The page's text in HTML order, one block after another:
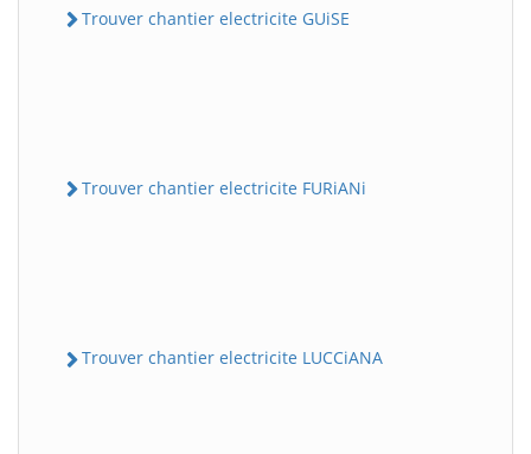
Trouver chantier electricite GUiSE
Trouver chantier electricite FURiANi
Trouver chantier electricite LUCCiANA